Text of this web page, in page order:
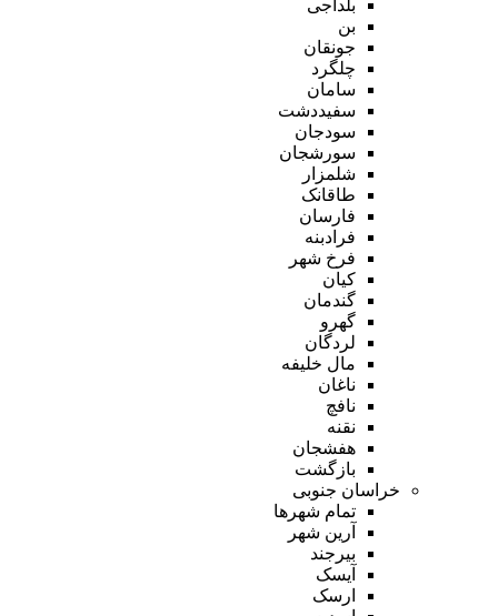
بلداجی
بن
جونقان
چلگرد
سامان
سفیددشت
سودجان
سورشجان
شلمزار
طاقانک
فارسان
فرادبنه
فرخ شهر
کیان
گندمان
گهرو
لردگان
مال خلیفه
ناغان
نافچ
نقنه
هفشجان
بازگشت
خراسان جنوبی
تمام شهر‌ها
آرین شهر
بیرجند
آیسک
ارسک